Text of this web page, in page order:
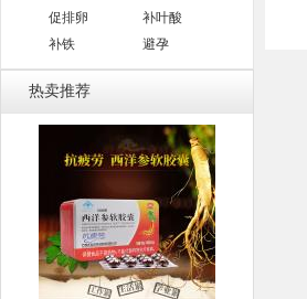
促排卵
补叶酸
补铁
避孕
热卖推荐